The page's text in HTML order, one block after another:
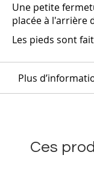
Une petite
placée à l'arrière
Les pieds sont
Plus
Ces